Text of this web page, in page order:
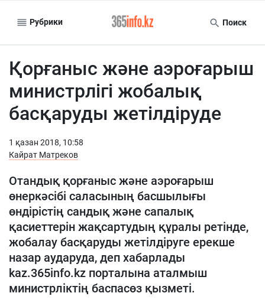
Рубрики Поиск
Қорғаныс және аэроғарыш
министрлігі жобалық
басқаруды жетілдіруде
1 қазан 2018, 10:58
Кайрат Матреков
Отандық қорғаныс және аэроғарыш
өнеркәсібі саласының басшылығы
өндірістің сандық және сапалық
қасиеттерін жақсартудың құралы ретінде,
жобалау басқаруды жетілдіруге ерекше
назар аударуда, деп хабарлады
kaz.365info.kz порталына аталмыш
министрліктің баспасөз қызметі.